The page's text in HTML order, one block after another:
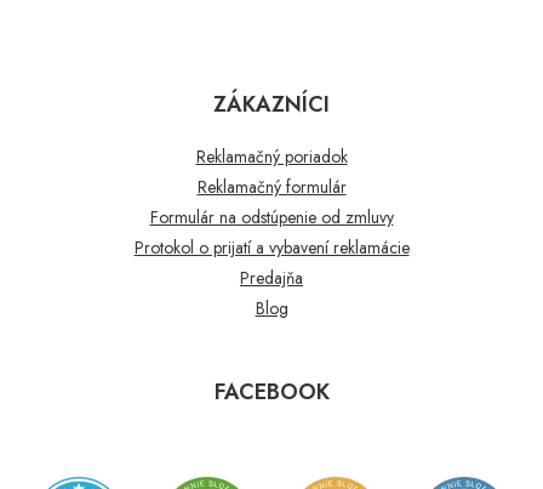
ZÁKAZNÍCI
Reklamačný poriadok
Reklamačný formulár
Formulár na odstúpenie od zmluvy
Protokol o prijatí a vybavení reklamácie
Predajňa
Blog
FACEBOOK